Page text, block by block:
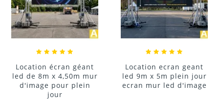
Location écran géant
led de 8m x 4,50m mur
d'image pour plein
jour
Location ecran geant
led 9m x 5m plein jour
ecran mur led d'image